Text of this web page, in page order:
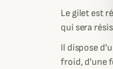
Le gilet est
qui sera
Il dispose
froid, d'une